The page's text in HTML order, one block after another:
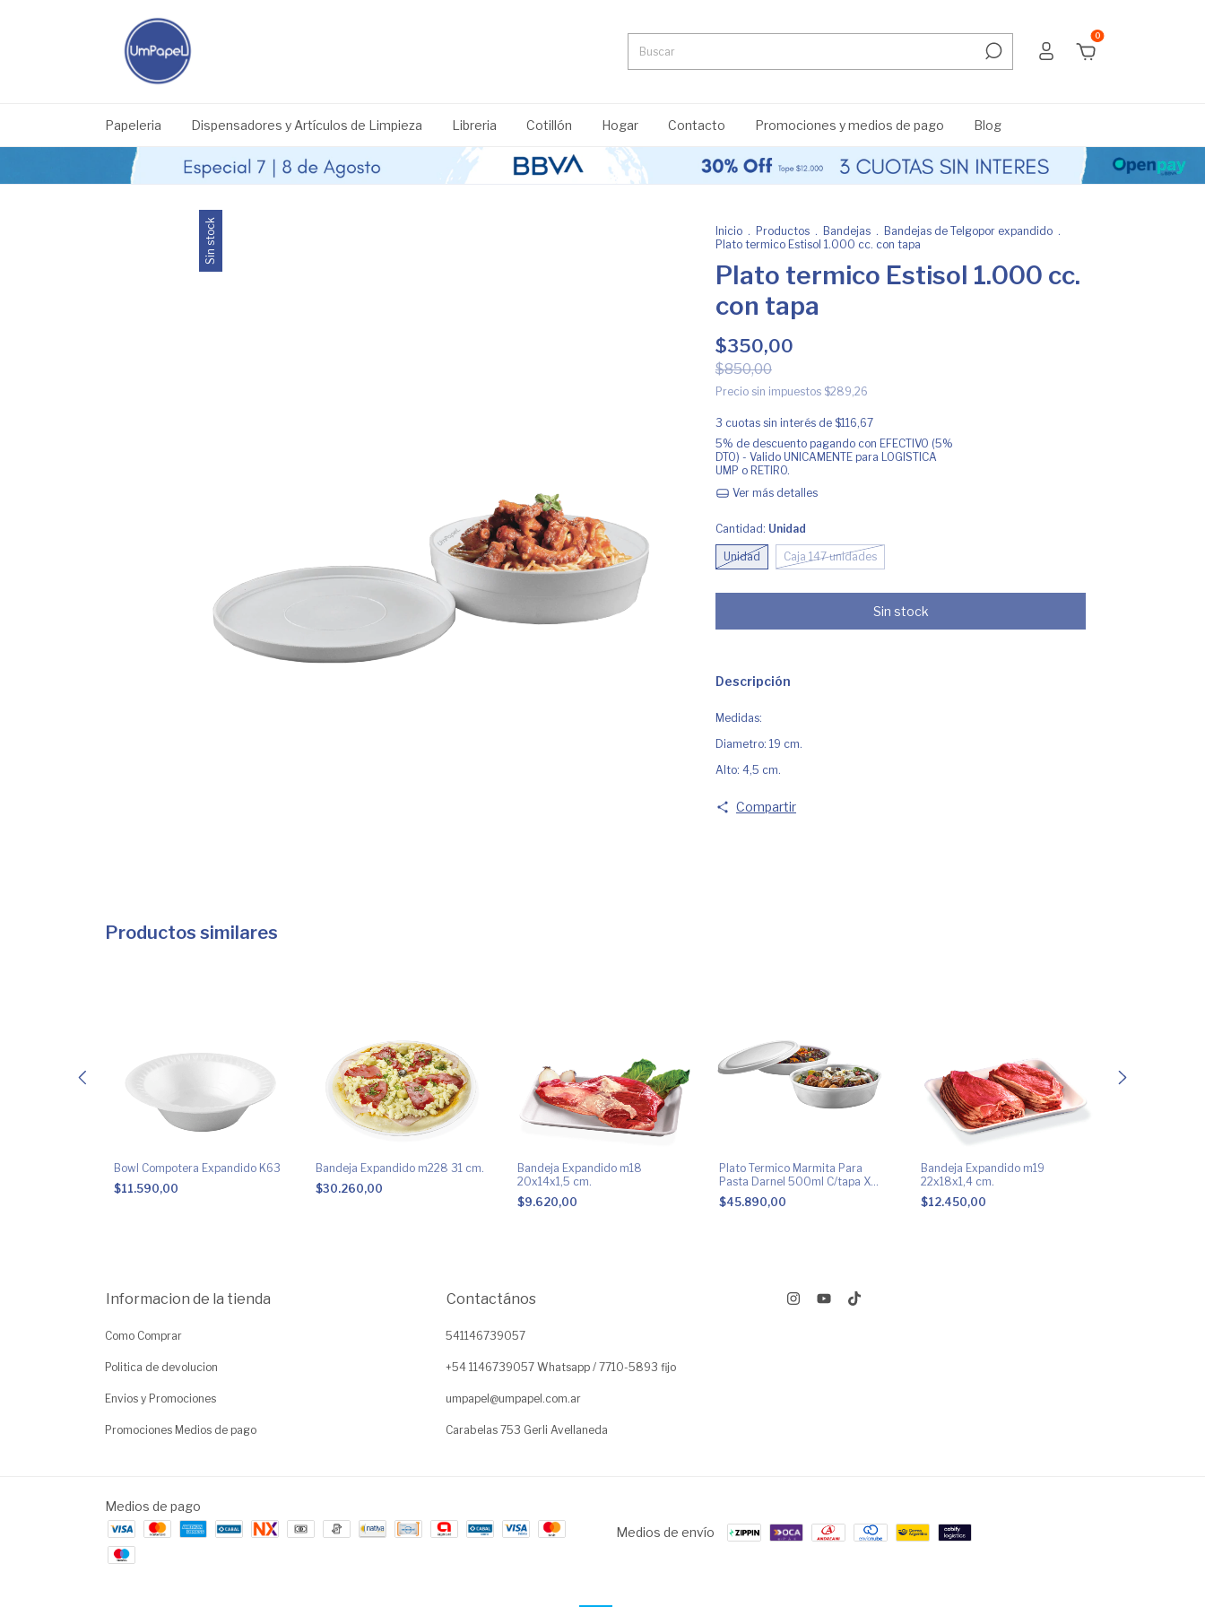
0
Papeleria Dispensadores y Artículos de Limpieza Libreria Cotillón Hogar Contacto Promociones y medios de pago Blog
Sin stock Inicio . Productos . Bandejas . Bandejas de Telgopor expandido .
Plato termico Estisol 1.000 cc. con tapa
Plato termico Estisol 1.000 cc.
con tapa
$350,00
$850,00
Precio sin impuestos $289,26
3 cuotas sin interés de $116,67
5% de descuento pagando con EFECTIVO (5%
DTO) - Valido UNICAMENTE para LOGISTICA
UMP o RETIRO.
Ver más detalles
Cantidad: Unidad
Unidad Caja 147 unidades
Descripción
Medidas:
Diametro: 19 cm.
Alto: 4,5 cm.
Compartir
Productos similares
Bowl Compotera Expandido K63
$11.590,00
Bandeja Expandido m228 31 cm.
$30.260,00
Bandeja Expandido m18
20x14x1,5 cm.
$9.620,00
Plato Termico Marmita Para
Pasta Darnel 500ml C/tapa X
100 U
$45.890,00
Bandeja Expandido m19
22x18x1,4 cm.
$12.450,00
Informacion de la tienda
Como Comprar
Politica de devolucion
Envios y Promociones
Promociones Medios de pago
Contactános
541146739057
+54 1146739057 Whatsapp / 7710-5893 fijo
umpapel@umpapel.com.ar
Carabelas 753 Gerli Avellaneda
Medios de pago
Medios de envío